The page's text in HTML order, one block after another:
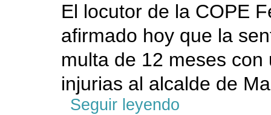
El locutor de la COPE
afirmado hoy que la
multa de 12 meses
injurias al alcalde de
Seguir leyendo